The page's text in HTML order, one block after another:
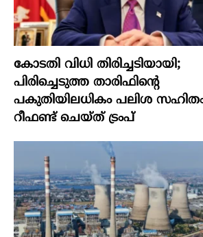
കോടതി വിധി തിരിച്ചടിയായി;
പിരിച്ചെടുത്ത താരിഫിന്‍റെ
പകുതിയിലധികം പലിശ
റീഫണ്ട് ചെയ്ത് ട്രംപ്